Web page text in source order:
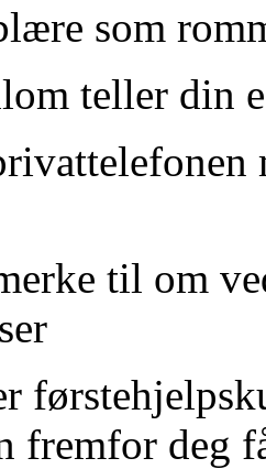
som
teller din
til om
fremfor deg